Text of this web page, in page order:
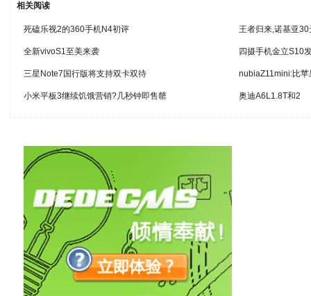
相关阅读
死磕乐视2的360手机N4初评 王者归来,诺基亚
全新vivoS1至美来袭 四摄手机金立S10
三星Note7国行版将支持双卡双待 nubiaZ11mini:比
小米平板3继续饥饿营销?几秒钟即售罄 奥迪A6L1.8T和2